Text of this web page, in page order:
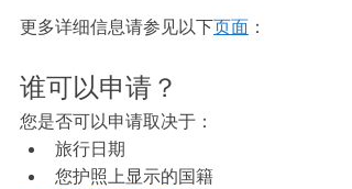
更多详细信息请参见以下页面 ：
谁可以申请？
您是否可以申请取决于：
旅行日期
您护照上显示的国籍